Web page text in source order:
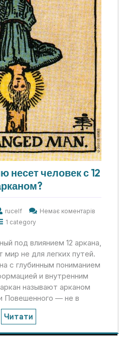
несет человек с 12
rucelf
Немає коментарів
1 category
под влиянием 12 аркана,
мир не для легких путей.
с глубинным пониманием
и внутренним
называют арканом
Повешенного — не в
Читати